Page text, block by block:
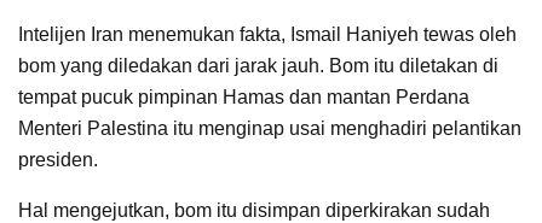
Intelijen Iran menemukan fakta, Ismail Haniyeh tewas oleh
bom yang diledakan dari jarak jauh. Bom itu diletakan di
tempat pucuk pimpinan Hamas dan mantan Perdana
Menteri Palestina itu menginap usai menghadiri pelantikan
presiden.
Hal mengejutkan, bom itu disimpan diperkirakan sudah